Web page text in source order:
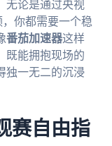
无论是通过央视
你都需要一个稳
番茄加速器这样
既能拥抱现场的
独一无二的沉浸
赛自由指